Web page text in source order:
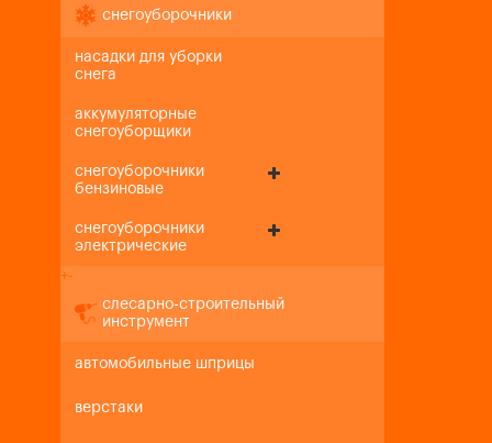
снегоуборочники
насадки для уборки
снега
аккумуляторные
снегоуборщики
снегоуборочники
бензиновые
снегоуборочники
электрические
+-
слесарно-строительный
инструмент
автомобильные шприцы
верстаки